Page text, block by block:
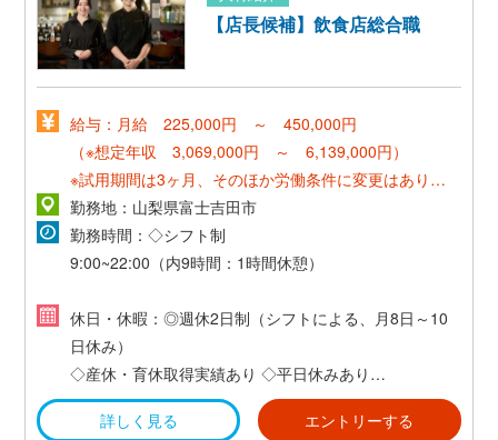
【店長候補】飲食店総合職
給与：月給 225,000円 ～ 450,000円
（※想定年収 3,069,000円 ～ 6,139,000円）
※試用期間は3ヶ月、そのほか労働条件に変更はありま
せん。
上記額にはみなし残業代（月30時間分45,000円～）を
※超過分は全額支給します
勤務地：山梨県富士吉田市
勤務時間：◇シフト制
9:00~22:00（内9時間：1時間休憩）
シフト例
・10時00分～20時00分
・11時00分～21時00分
《1日のスケジュール例》
休日・休暇：◎週休2日制（シフトによる、月8日～10
日休み）
◇産休・育休取得実績あり ◇平日休みあり
◇慶弔休暇
◇5日以上連続休暇あり
詳しく見る エントリーする